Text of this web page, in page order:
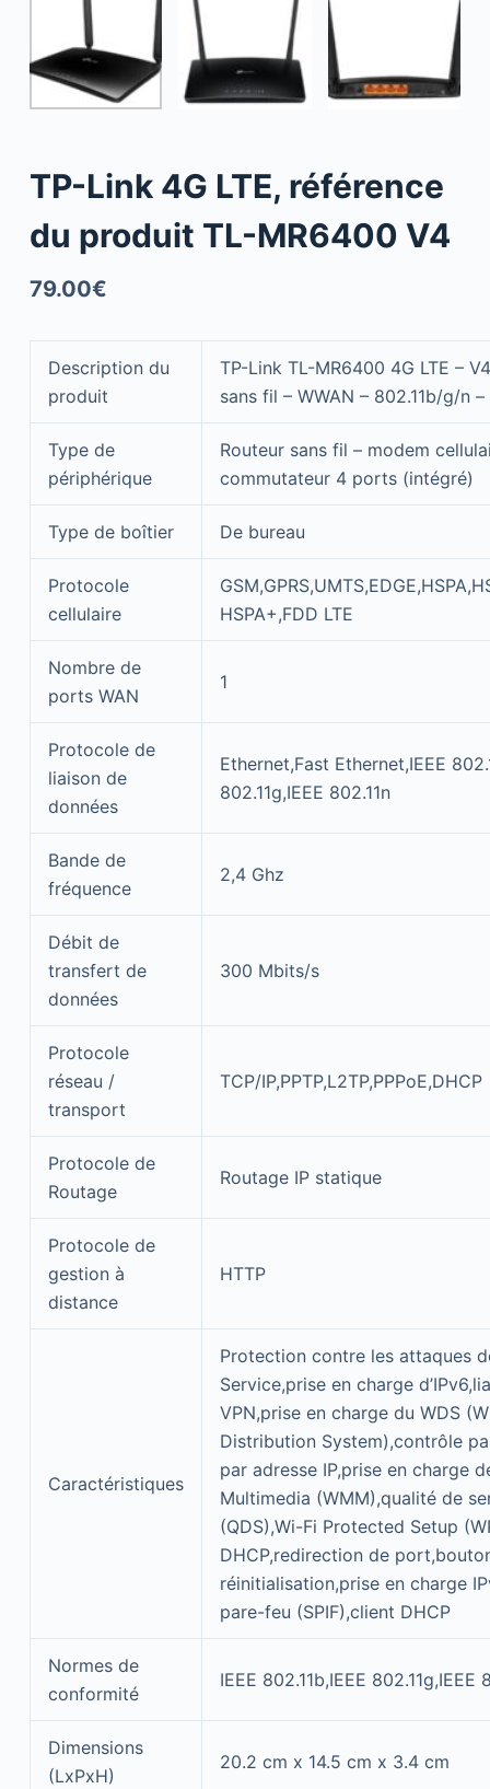
TP-Link 4G LTE, référence
du produit TL-MR6400 V4
79.00€
Description du
produit
TP-Link TL-MR6400 4G LTE –
sans fil – WWAN – 802.11b/g/n
Type de
périphérique
Routeur sans fil – modem
commutateur 4 ports (intégré)
Type de boîtier De bureau
Protocole
cellulaire
HSPA+,FDD LTE
Nombre de
ports WAN
1
Protocole de
liaison de
données
Ethernet,Fast Ethernet,IEEE
802.11g,IEEE 802.11n
Bande de
fréquence
2,4 Ghz
Débit de
transfert de
données
300 Mbits/s
Protocole
réseau /
transport
TCP/IP,PPTP,L2TP,PPPoE,DHCP
Protocole de
Routage
Routage IP statique
Protocole de
gestion à
distance
HTTP
Caractéristiques
Protection contre les attaques
Service,prise en charge
VPN,prise en charge du WDS
Distribution System),contrôle
par adresse IP,prise en charge
Multimedia (WMM),qualité de
(QDS),Wi-Fi Protected Setup
DHCP,redirection de
réinitialisation,prise en charge
pare-feu (SPIF),client DHCP
Normes de
conformité
IEEE 802.11b,IEEE 802.11g,IEEE
Dimensions
(LxPxH)
20.2 cm x 14.5 cm x 3.4 cm